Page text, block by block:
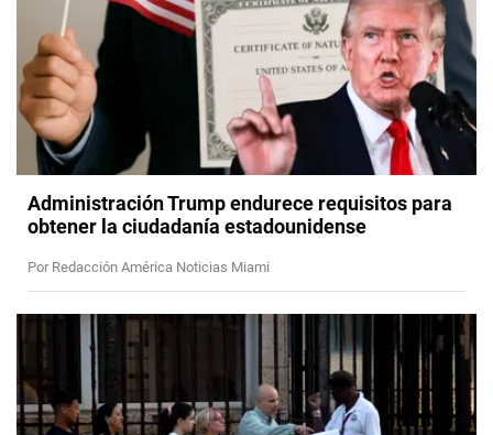
Administración Trump endurece requisitos para
obtener la ciudadanía estadounidense
Por Redacción América Noticias Miami